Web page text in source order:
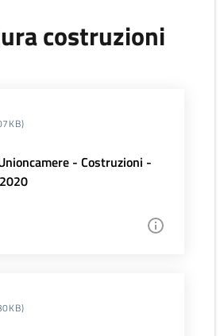
costruzioni
- Costruzioni -